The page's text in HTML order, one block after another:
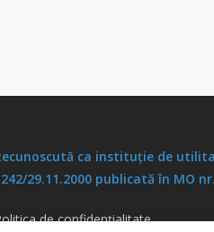
ca instituţie de
29.11.2000 publicată în MO
de confidențialitate